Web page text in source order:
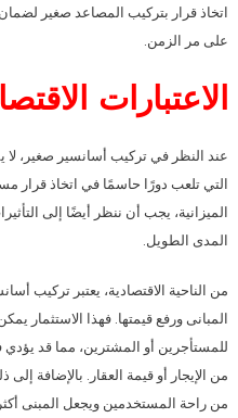
اتخاذ قرار بتركيب المصاعد صغير
على مر الزمن.
الاعتبارات
عند النظر في تركيب أسانسير صغير، لا
التي تلعب دورًا حاسمًا في اتخاذ قرار
الميزانية، يجب أن ننظر أيضًا إلى
المدى الطويل.
من الناحية الاقتصادية، يعتبر تركيب
المبانى ورفع قيمتها. فهذا الاستثمار
للمستأجرين أو المشترين، مما قد
من الإيجار أو قيمة العقار. بالإضافة
من راحة المستخدمين ويجعل المبنى